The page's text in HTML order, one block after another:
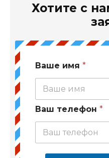
Хотите с
Ваше имя *
Ваш телефон *